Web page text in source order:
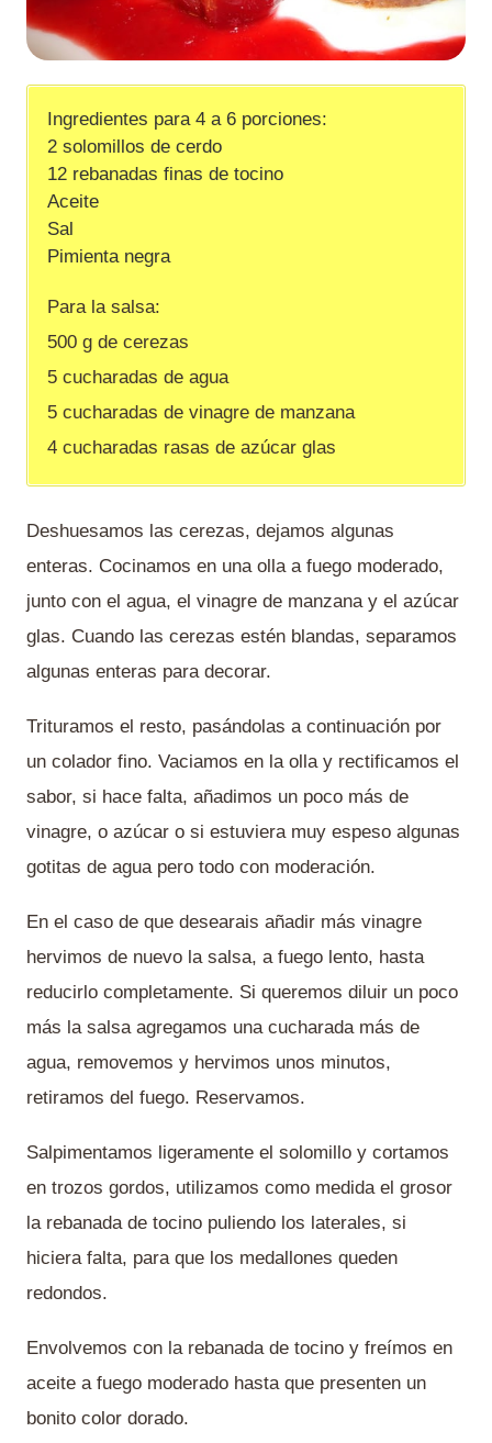
Ingredientes para 4 a 6 porciones:
2 solomillos de cerdo
12 rebanadas finas de tocino
Aceite
Sal
Pimienta negra
Para la salsa:
500 g de cerezas
5 cucharadas de agua
5 cucharadas de vinagre de manzana
4 cucharadas rasas de azúcar glas
Deshuesamos las cerezas, dejamos algunas
enteras. Cocinamos en una olla a fuego moderado,
junto con el agua, el vinagre de manzana y el azúcar
glas. Cuando las cerezas estén blandas, separamos
algunas enteras para decorar.
Trituramos el resto, pasándolas a continuación por
un colador fino. Vaciamos en la olla y rectificamos el
sabor, si hace falta, añadimos un poco más de
vinagre, o azúcar o si estuviera muy espeso algunas
gotitas de agua pero todo con moderación.
En el caso de que desearais añadir más vinagre
hervimos de nuevo la salsa, a fuego lento, hasta
reducirlo completamente. Si queremos diluir un poco
más la salsa agregamos una cucharada más de
agua, removemos y hervimos unos minutos,
retiramos del fuego. Reservamos.
Salpimentamos ligeramente el solomillo y cortamos
en trozos gordos, utilizamos como medida el grosor
la rebanada de tocino puliendo los laterales, si
hiciera falta, para que los medallones queden
redondos.
Envolvemos con la rebanada de tocino y freímos en
aceite a fuego moderado hasta que presenten un
bonito color dorado.